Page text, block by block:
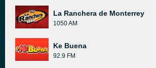
La Ranchera de Monterrey
1050 AM
Ke Buena
92.9 FM